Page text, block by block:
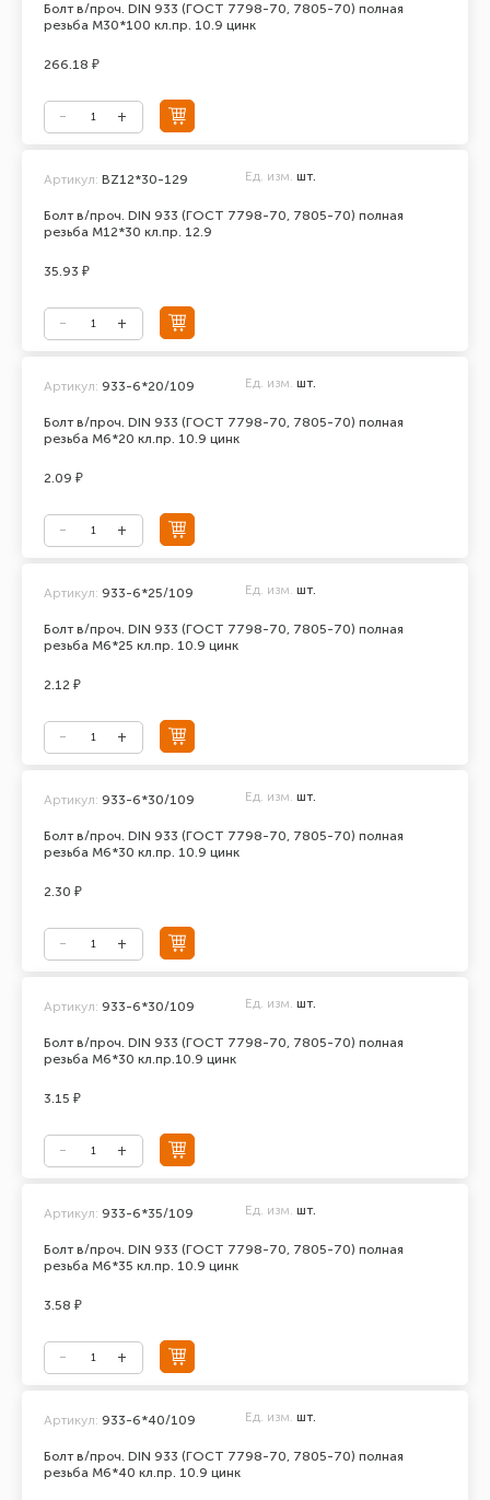
Болт в/проч. DIN 933 (ГОСТ 7798-70, 7805-70) полная
резьба М30*100 кл.пр. 10.9 цинк
266.18 ₽
Болт в/проч. DIN 933 (ГОСТ 7798-70, 7805-70) полная
резьба М12*30 кл.пр. 12.9
Артикул: BZ12*30-129 Ед. изм. шт.
35.93 ₽
Болт в/проч. DIN 933 (ГОСТ 7798-70, 7805-70) полная
резьба М6*20 кл.пр. 10.9 цинк
Артикул: 933-6*20/109 Ед. изм. шт.
2.09 ₽
Болт в/проч. DIN 933 (ГОСТ 7798-70, 7805-70) полная
резьба М6*25 кл.пр. 10.9 цинк
Артикул: 933-6*25/109 Ед. изм. шт.
2.12 ₽
Болт в/проч. DIN 933 (ГОСТ 7798-70, 7805-70) полная
резьба М6*30 кл.пр. 10.9 цинк
Артикул: 933-6*30/109 Ед. изм. шт.
2.30 ₽
Болт в/проч. DIN 933 (ГОСТ 7798-70, 7805-70) полная
резьба М6*30 кл.пр.10.9 цинк
Артикул: 933-6*30/109 Ед. изм. шт.
3.15 ₽
Болт в/проч. DIN 933 (ГОСТ 7798-70, 7805-70) полная
резьба М6*35 кл.пр. 10.9 цинк
Артикул: 933-6*35/109 Ед. изм. шт.
3.58 ₽
Болт в/проч. DIN 933 (ГОСТ 7798-70, 7805-70) полная
резьба М6*40 кл.пр. 10.9 цинк
Артикул: 933-6*40/109 Ед. изм. шт.